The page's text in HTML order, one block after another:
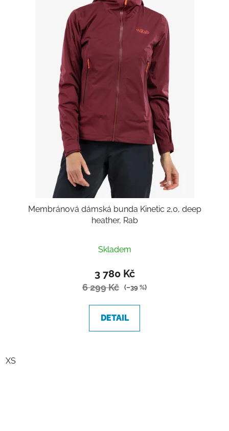
Membránová dámská bunda Kinetic 2,0, deep
heather, Rab
Skladem
3 780 Kč
6 299 Kč (–39 %)
DETAIL
XS